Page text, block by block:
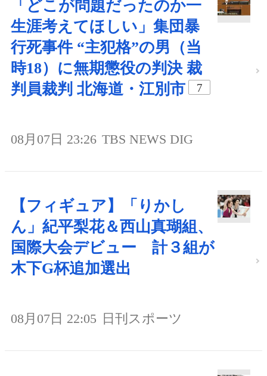
「どこが問題だったのか一
生涯考えてほしい」集団暴
行死事件 “主犯格”の男（当
時18）に無期懲役の判決 裁
判員裁判 北海道・江別市
7
08月07日 23:26 TBS NEWS DIG
【フィギュア】「りかし
ん」紀平梨花＆西山真瑚組、
国際大会デビュー 計３組が
木下G杯追加選出
08月07日 22:05 日刊スポーツ